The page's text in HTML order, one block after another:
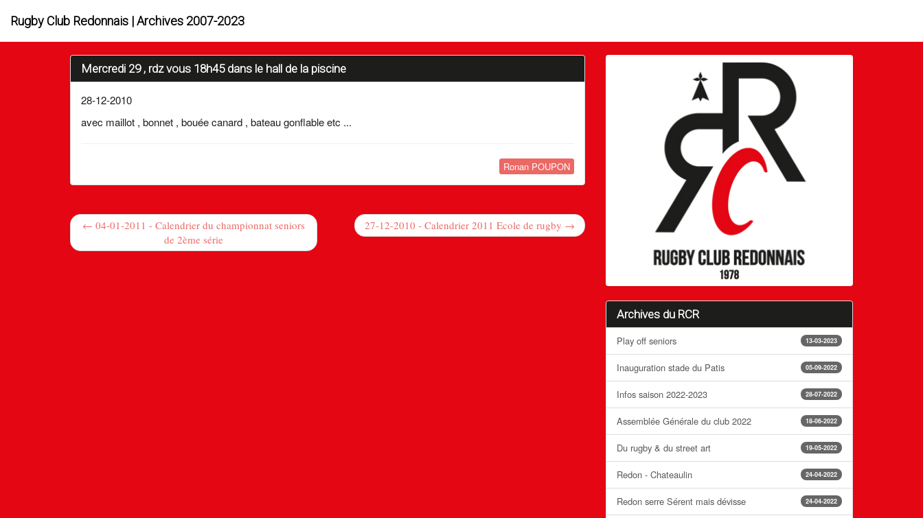
Rugby Club Redonnais | Archives 2007-2023
Mercredi 29 , rdz vous 18h45 dans le hall de la piscine
28-12-2010
avec maillot , bonnet , bouée canard , bateau gonflable etc ...
Ronan POUPON
← 04-01-2011 - Calendrier du championnat seniors
de 2ème série
27-12-2010 - Calendrier 2011 Ecole de rugby →
Archives du RCR
13-03-2023
Play off seniors
05-09-2022
Inauguration stade du Patis
28-07-2022
Infos saison 2022-2023
18-06-2022
Assemblée Générale du club 2022
19-05-2022
Du rugby & du street art
24-04-2022
Redon - Chateaulin
24-04-2022
Redon serre Sérent mais dévisse